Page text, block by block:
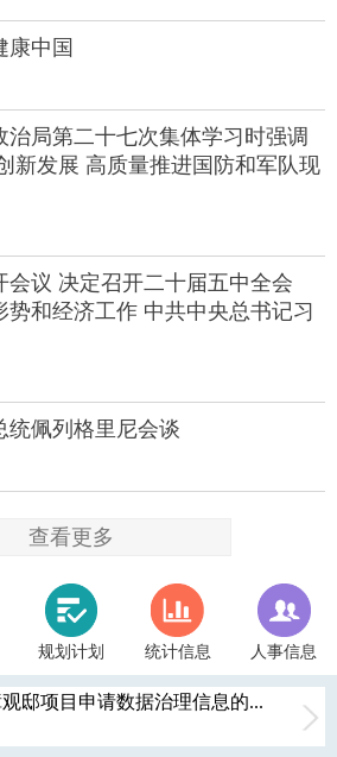
康中国
治局第二十七次集体学习时强调
新发展 高质量推进国防和军队现
会议 决定召开二十届五中全会
和经济工作 中共中央总书记习
统佩列格里尼会谈
查看更多
规划计划 统计信息 人事信息
邸项目申请数据治理信息的...